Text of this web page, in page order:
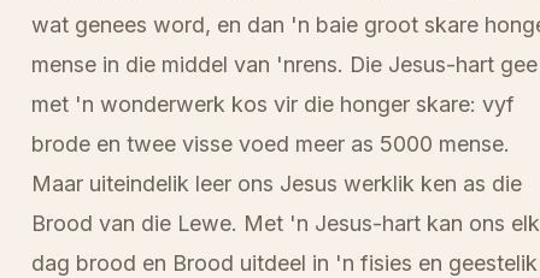
wat genees word, en dan 'n baie groot skare
mense in die middel van 'nrens. Die Jesus-hart gee
met 'n wonderwerk kos vir die honger skare: vyf
brode en twee visse voed meer as 5000 mense.
Maar uiteindelik leer ons Jesus werklik ken as die
Brood van die Lewe. Met 'n Jesus-hart kan ons
dag brood en Brood uitdeel in 'n fisies en geestelik